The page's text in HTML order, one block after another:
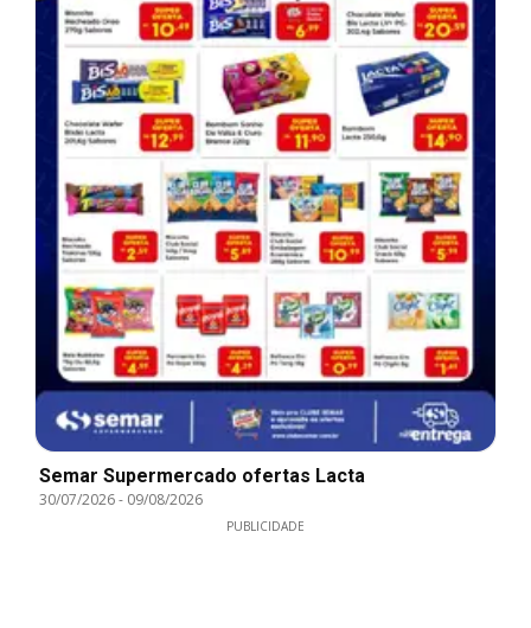
Semar Supermercado ofertas Lacta
30/07/2026- 09/08/2026
PUBLICIDADE